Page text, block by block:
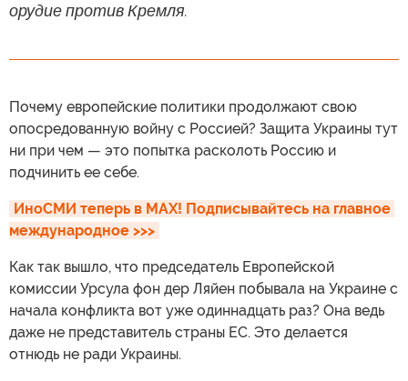
орудие против Кремля.
Почему европейские политики продолжают свою
опосредованную войну с Россией? Защита Украины тут
ни при чем — это попытка расколоть Россию и
подчинить ее себе.
ИноСМИ теперь в MAX! Подписывайтесь на главное
международное >>>
Как так вышло, что председатель Европейской
комиссии Урсула фон дер Ляйен побывала на Украине с
начала конфликта вот уже одиннадцать раз? Она ведь
даже не представитель страны ЕС. Это делается
отнюдь не ради Украины.